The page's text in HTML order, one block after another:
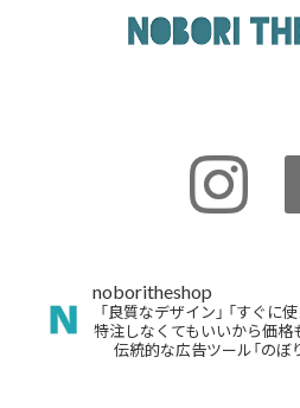
noboritheshop
「良質なデザイン」 「すぐに
特注しなくてもいいから価
伝統的な広告ツール「のぼ